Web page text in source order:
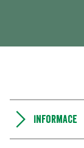
Informace